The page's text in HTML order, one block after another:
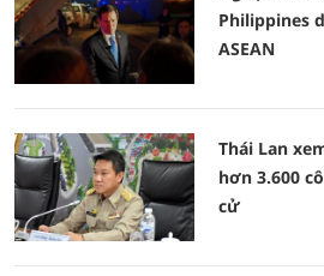
Philippines
ASEAN
Thái Lan
hơn 3.600
cử